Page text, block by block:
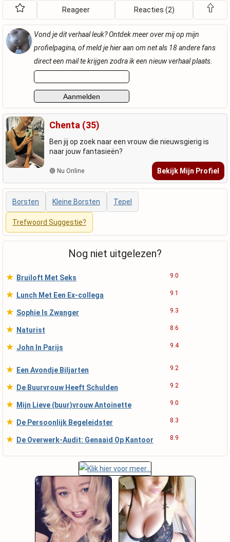
Reageer Reacties (2)
Vond je dit verhaal leuk? Ontdek meer over mij op mijn
profielpagina, of meld je hier aan om net als 18 andere fans
direct een mail te krijgen zodra ik een nieuw verhaal plaats.
Chenta (35)
Ben jij op zoek naar een vrouw die nieuwsgierig is
naar jouw fantasieën?
🟢 Nu Online Bekijk Mijn Profiel
Borsten Kleine Borsten Tepel
Trefwoord Suggestie?
Nog niet uitgelezen?
★ Bruiloft Met Seks 9.0
★ Lunch Met Een Ex-collega 9.1
★ Sophie Is Zwanger 9.3
★ Naturist 8.6
★ John In Parijs 9.4
★ Een Avondje Biljarten 9.2
★ De Buurvrouw Heeft Schulden 9.2
★ Mijn Lieve (buur)vrouw Antoinette 9.0
★ De Persoonlijk Begeleidster 8.3
★ De Overwerk-Audit: Genaaid Op Kantoor 8.9